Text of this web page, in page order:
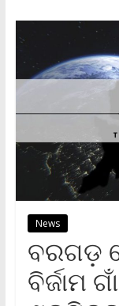
News
ବରଗଡ଼
ବିର୍ଜାମ